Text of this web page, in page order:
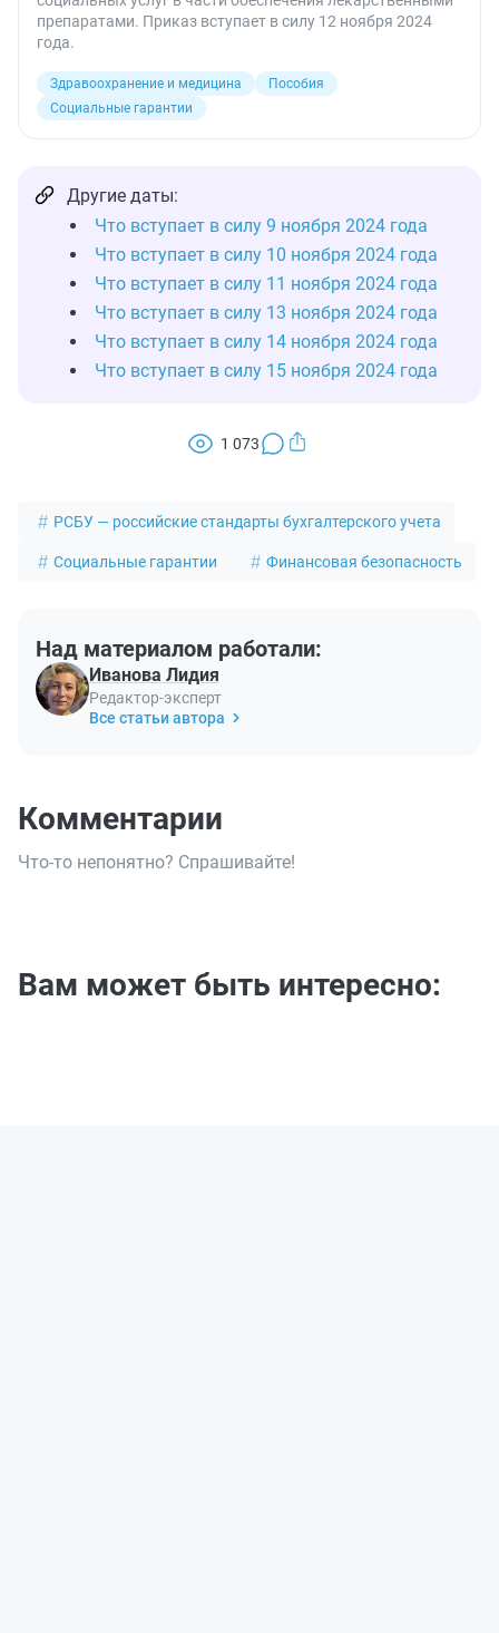
препаратами. Приказ вступает в силу 12 ноября 2024
года.
Здравоохранение и медицина
Пособия
Социальные гарантии
Другие даты:
Что вступает в силу 9 ноября 2024 года
Что вступает в силу 10 ноября 2024 года
Что вступает в силу 11 ноября 2024 года
Что вступает в силу 13 ноября 2024 года
Что вступает в силу 14 ноября 2024 года
Что вступает в силу 15 ноября 2024 года
1 073
РСБУ — российские стандарты бухгалтерского учета
Социальные гарантии Финансовая безопасность
Над материалом работали:
Иванова Лидия
Редактор-эксперт
Все статьи автора
Комментарии
Что-то непонятно? Спрашивайте!
Вам может быть интересно: